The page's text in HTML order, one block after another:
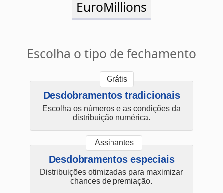
Escolha o tipo de fechamento
Escolha os números e as condições da
Assinantes
Desdobramentos especiais
Distribuições otimizadas para maximizar
chances de premiação.
Estatísticas da +Milionária